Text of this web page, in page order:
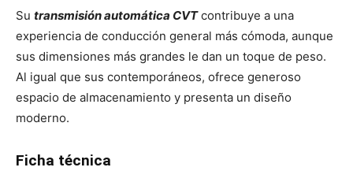
Su transmisión automática CVTcontribuye a una
experiencia de conducción general más cómoda, aunque
sus dimensiones más grandes le dan un toque de peso.
Al igual que sus contemporáneos, ofrece generoso
espacio de almacenamiento y presenta un diseño
moderno.
Ficha técnica